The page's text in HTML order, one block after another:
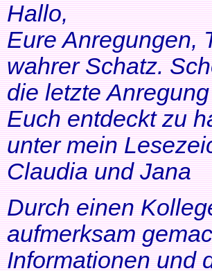
Hallo,
Eure Anregungen,
wahrer Schatz.
die letzte
Euch entdeckt zu
unter mein
Claudia und Jana
Durch einen
aufmerksam
Informationen und